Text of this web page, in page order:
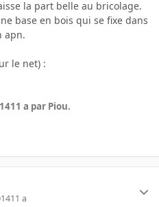
la part belle au bricolage.
base en bois qui se fixe dans
apn.
le net) :
11 a par Piou.
11 a